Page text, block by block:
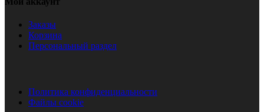
Заказы
Корзина
Персональный раздел
Политика конфиденциальности
Файлы cookie